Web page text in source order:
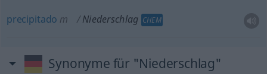
precipitado m Niederschlag CHEM
Synonyme für "Niederschlag"